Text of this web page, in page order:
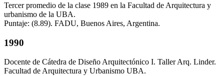
Tercer promedio de la clase 1989 en la Facultad de Arquitectura y
urbanismo de la UBA.
Puntaje: (8.89). FADU, Buenos Aires, Argentina.
1990
Docente de Cátedra de Diseño Arquitectónico I. Taller Arq. Linder.
Facultad de Arquitectura y Urbanismo UBA.